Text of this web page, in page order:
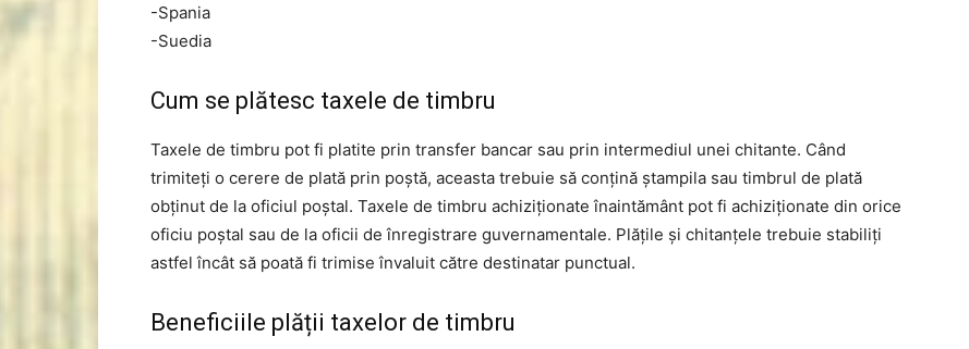
-Spania
-Suedia
Cum se plătesc taxele de timbru
Taxele de timbru pot fi platite prin transfer bancar sau prin intermediul unei chitante. Când
trimiteți o cerere de plată prin poștă, aceasta trebuie să conțină ștampila sau timbrul de plată
obținut de la oficiul poștal. Taxele de timbru achiziționate înaintământ pot fi achiziționate din orice
oficiu poștal sau de la oficii de înregistrare guvernamentale. Plățile și chitanțele trebuie stabiliți
astfel încât să poată fi trimise învaluit către destinatar punctual.
Beneficiile plății taxelor de timbru